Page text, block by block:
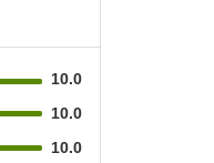
10.0
10.0
10.0